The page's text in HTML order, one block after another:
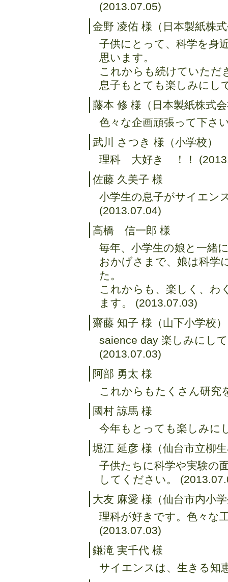
(2013.07.05)
金野 凌佑 様（日本製紙株
子供にとって、科学を身
思います。
これからも続けていただ
息子もとても楽しみにし
藤本 修 様（日本製紙株式
色々な企画頑張って下さ
武川 さつき 様（小学校）
理科 大好き ！！
佐藤 久美子 様
小学生の息子がサイエン
(2013.07.04)
高橋 信一郎 様
毎年、小学生の娘と一緒
おかげさまで、娘は科学
た。
これからも、楽しく、わ
ます。 (2013.07.03)
齋藤 知子 様（山下小学校）
saience day 楽しみにし
(2013.07.03)
阿部 勇太 様
これからもたくさん研究
國村 諒馬 様
今年もとっても楽しみに
堀江 延彦 様（仙台市立柳
子供たちに科学や実験の
してください。
大友 麻愛 様（仙台市内小
理科が好きです。色々な
(2013.07.03)
鎌滝 実千代 様
サイエンスは、生きる知